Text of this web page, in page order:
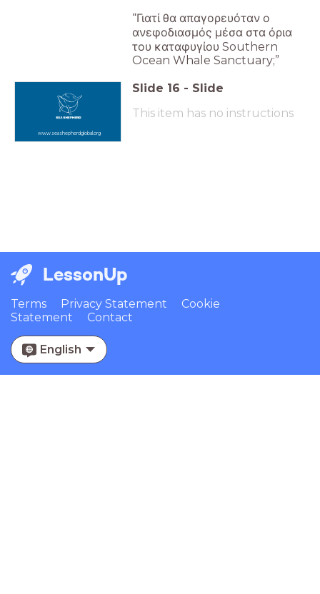
“Γιατί θα απαγορευόταν ο
ανεφοδιασμός μέσα στα όρια
του καταφυγίου Southern
Ocean Whale Sanctuary;”
www.seashepherdglobal.org
Slide 16 - Slide
This item has no instructions
LessonUp
Terms Privacy Statement
Cookie
Statement
Contact
English